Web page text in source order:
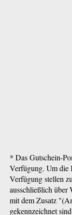
* Das Gutschein-
Verfügung. Um die
Verfügung stellen
ausschließlich über
mit dem Zusatz
gekennzeichnet